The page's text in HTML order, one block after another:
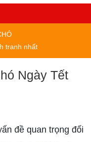
tranh nhất
Ngày Tết
đề quan trọng đối